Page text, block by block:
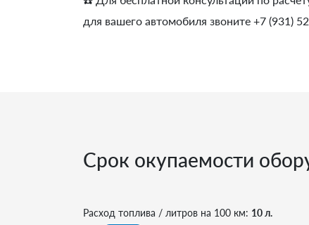
для вашего автомобиля звоните +7 (931)
Срок окупаемости
Расход топлива / литров на 100 км: 10 л.